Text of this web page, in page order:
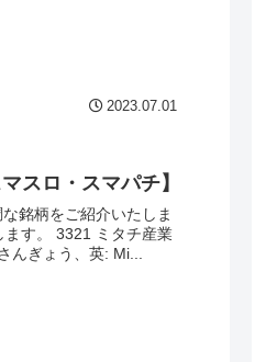
2023.07.01
スロ・スマパチ】
銘柄をご紹介いたしま
す。 3321 ミタチ産業
んぎょう、英: Mi...